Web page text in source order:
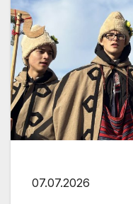
07.07.2026